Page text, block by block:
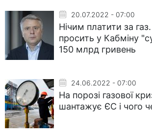
20.07.2022 - 07:00
Нічим платити за
просить у Кабміну
150 млрд гривень
24.06.2022 - 07:00
На порозі газової
шантажує ЄС і чого